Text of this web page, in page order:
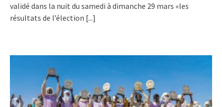
validé dans la nuit du samedi à dimanche 29 mars «les
résultats de l’élection [...]